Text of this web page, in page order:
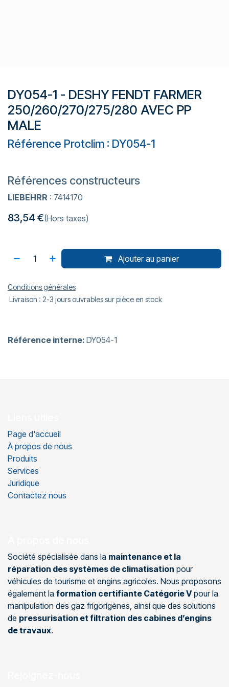
DY054-1 - DESHY FENDT FARMER
250/260/270/275/280 AVEC PP
MALE
Référence Protclim : DY054-1
Références constructeurs
LIEBEHRR : 7414170
83,54 €(Hors taxes)
Ajouter au panier
Conditions générales
Livraison : 2-3 jours ouvrables sur pièce en stock
Référence interne: DY054-1
Page d'accueil
À propos de nous
Produits
Services
Juridique
Contactez nous
Société spécialisée dans la maintenance et la
réparation des systèmes de climatisation pour
véhicules de tourisme et engins agricoles. Nous proposons
également la formation certifiante Catégorie Vpour la
manipulation des gaz frigorigènes, ainsi que des solutions
de pressurisation et filtration des cabines d’engins
de travaux.